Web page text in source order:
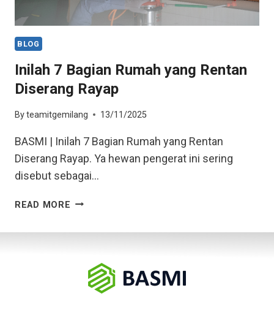
BLOG
Inilah 7 Bagian Rumah yang Rentan
Diserang Rayap
Byteamitgemilang 13/11/2025
BASMI | Inilah 7 Bagian Rumah yang Rentan
Diserang Rayap. Ya hewan pengerat ini sering
disebut sebagai…
READ MORE